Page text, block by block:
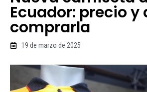
Ecuador: precio y
comprarla
19 de marzo de 2025